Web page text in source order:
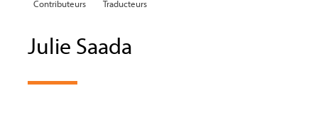
Contributeurs Traducteurs
Julie Saada